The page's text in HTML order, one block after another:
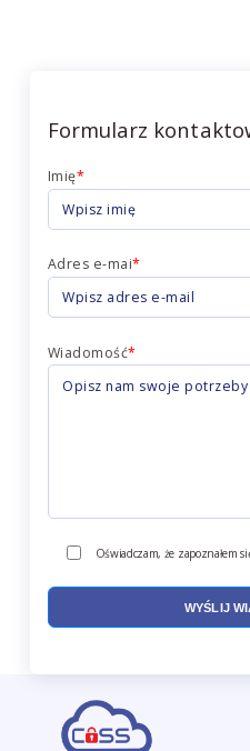
Formularz
Imię*
Adres e-mai*
Wiadomość*
Oświadczam, że zapoznałem